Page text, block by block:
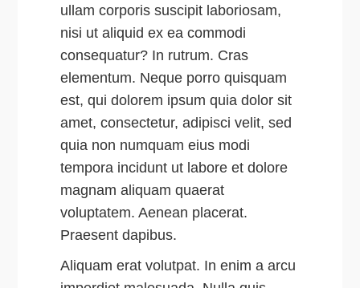
ullam corporis suscipit laboriosam,
nisi ut aliquid ex ea commodi
consequatur? In rutrum. Cras
elementum. Neque porro quisquam
est, qui dolorem ipsum quia dolor sit
amet, consectetur, adipisci velit, sed
quia non numquam eius modi
tempora incidunt ut labore et dolore
magnam aliquam quaerat
voluptatem. Aenean placerat.
Praesent dapibus.
Aliquam erat volutpat. In enim a arcu